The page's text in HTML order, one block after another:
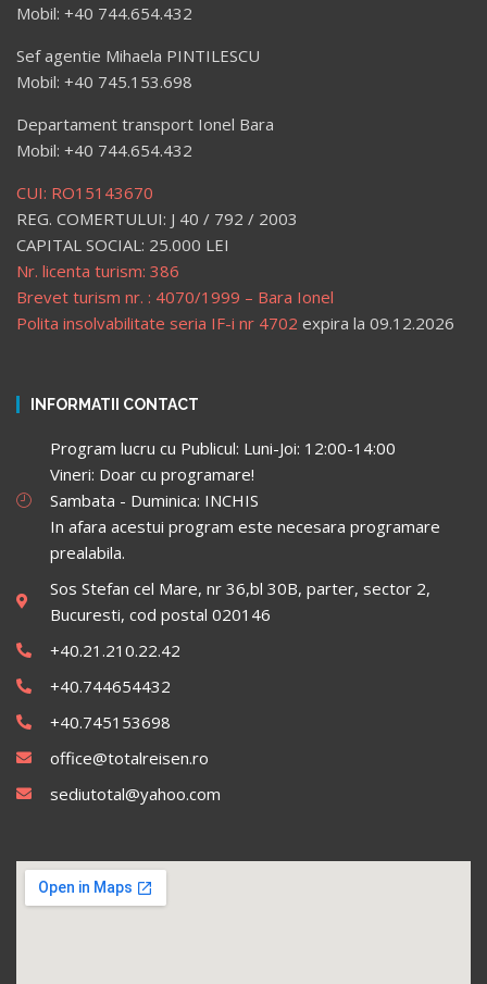
Mobil: +40 744.654.432
Sef agentie Mihaela PINTILESCU
Mobil: +40 745.153.698
Departament transport Ionel Bara
Mobil: +40 744.654.432
CUI: RO15143670
REG. COMERTULUI: J 40 / 792 / 2003
CAPITAL SOCIAL: 25.000 LEI
Nr. licenta turism: 386
Brevet turism nr. : 4070/1999 – Bara Ionel
Polita insolvabilitate seria IF-i nr 4702 expira la 09.12.2026
INFORMATII CONTACT
Program lucru cu Publicul: Luni-Joi: 12:00-14:00
Vineri: Doar cu programare!
Sambata - Duminica: INCHIS
In afara acestui program este necesara programare
prealabila.
Sos Stefan cel Mare, nr 36,bl 30B, parter, sector 2,
Bucuresti, cod postal 020146
+40.21.210.22.42
+40.744654432
+40.745153698
office@totalreisen.ro
sediutotal@yahoo.com